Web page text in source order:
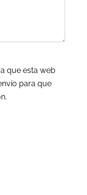
que esta web
para que